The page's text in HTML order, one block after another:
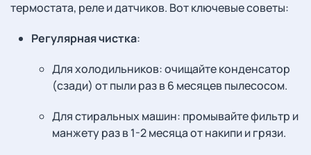
термостата, реле и датчиков. Вот ключевые советы:
Регулярная чистка:
Для холодильников: очищайте конденсатор
(сзади) от пыли раз в 6 месяцев пылесосом.
Для стиральных машин: промывайте фильтр и
манжету раз в 1-2 месяца от накипи и грязи.